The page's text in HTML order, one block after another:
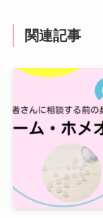
関連記事